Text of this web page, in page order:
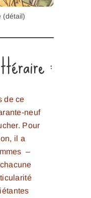
(détail)
:
de ce
neuf
Pour
il a
–